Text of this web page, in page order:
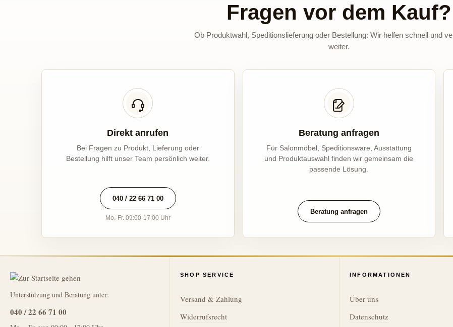
Fragen vor dem Kauf?
Ob Produktwahl, Speditionslieferung oder Bestellung: Wir helfen schnell und
weiter.
Direkt anrufen
Bei Fragen zu Produkt, Lieferung oder
Bestellung hilft unser Team persönlich weiter.
040 / 22 66 71 00
Mo.-Fr. 09:00-17:00 Uhr
Beratung anfragen
Für Salonmöbel, Speditionsware, Ausstattung
und Produktauswahl finden wir gemeinsam die
passende Lösung.
Beratung anfragen
Unterstützung und Beratung unter:
040 / 22 66 71 00
SHOP SERVICE
Versand & Zahlung
Widerrufsrecht
INFORMATIONEN
Über uns
Datenschutz